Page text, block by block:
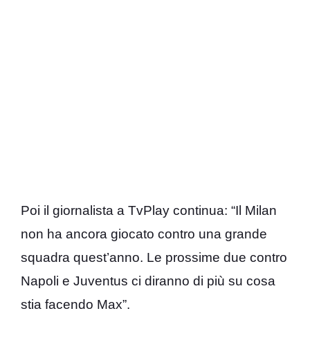
Poi il giornalista a TvPlay continua: “Il Milan
non ha ancora giocato contro una grande
squadra quest’anno. Le prossime due contro
Napoli e Juventus ci diranno di più su cosa
stia facendo Max”.